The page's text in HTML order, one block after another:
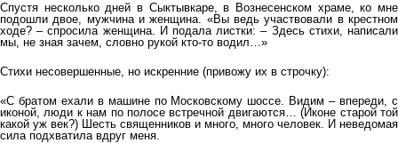
Спустя несколько дней в Сыктывкаре, в Вознесенском храме, ко мне
подошли двое, мужчина и женщина. «Вы ведь участвовали в крестном
ходе? – спросила женщина. И подала листки: – Здесь стихи, написали
мы, не зная зачем, словно рукой кто-то водил…»
Стихи несовершенные, но искренние (привожу их в строчку):
«С братом ехали в машине по Московскому шоссе. Видим – впереди, с
иконой, люди к нам по полосе встречной двигаются… (Иконе старой той
какой уж век?) Шесть священников и много, много человек. И неведомая
сила подхватила вдруг меня.